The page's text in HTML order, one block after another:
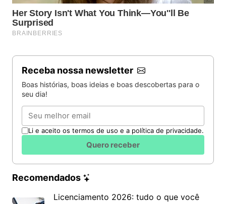
minstrels” and eight rare papyri from the Third
Intermediate Period in Qurna
Receba nossa newsletter
Boas histórias, boas ideias e boas descobertas para o
seu dia!
Email
Li e aceito os termos de uso e a política de privacidade.
Quero receber
Recomendados
Licenciamento 2026: tudo o que você